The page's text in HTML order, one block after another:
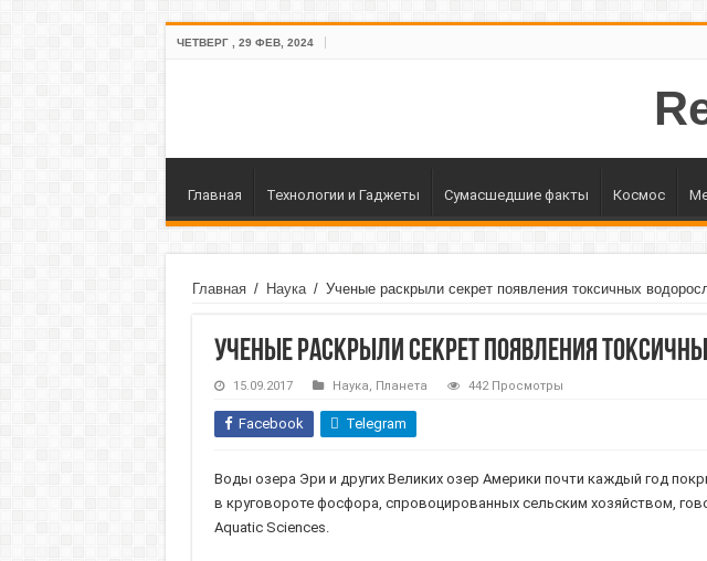
ЧЕТВЕРГ , 29 ФЕВ, 2024
Главная Технологии и Гаджеты Сумасшедшие факты Космос
Главная / Наука / Ученые раскрыли секрет появления токсичных
Ученые раскрыли секрет появления
15.09.2017 Наука, Планета 442 Просмотры
Facebook Telegram
Воды озера Эри и других Великих озер Америки почти каждый год
в круговороте фосфора, спровоцированных сельским хозяйством,
Aquatic Sciences.